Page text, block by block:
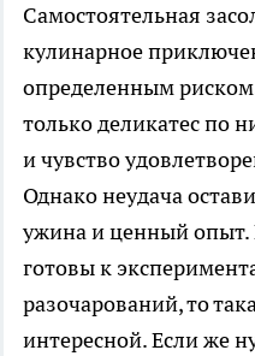
Самостоятельная
кулинарное
определенным
только деликатес по
и чувство
Однако неудача
ужина и ценный опыт.
готовы к
разочарований, то
интересной. Если же